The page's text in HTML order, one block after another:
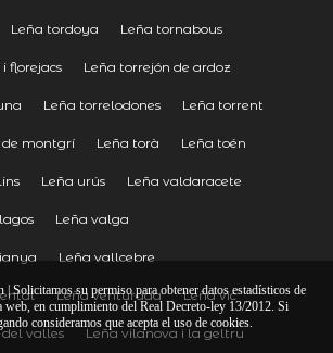
Leña tordoya Leña tornabous
florejacs Leña torrejón de ardoz
Leña torrelodones Leña torrent
montgrí Leña torà Leña toén
Leña urús Leña valdaracete
Leña valga
Leña vallcebre
Leña venturada Leña vic
valles Leña vilanova i la geltru
| Solicitamos su permiso para obtener datos estadísticos de
web, en cumplimiento del Real Decreto-ley 13/2012. Si
consideramos que acepta el uso de cookies.